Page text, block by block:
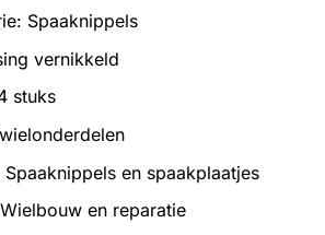
Spaaknippels
vernikkeld
stuks
en spaakplaatjes
en reparatie